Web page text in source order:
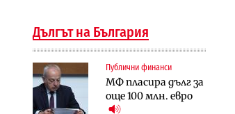
Дългът на България
Публични финанси
МФ пласира дълг за
още 100 млн. евро